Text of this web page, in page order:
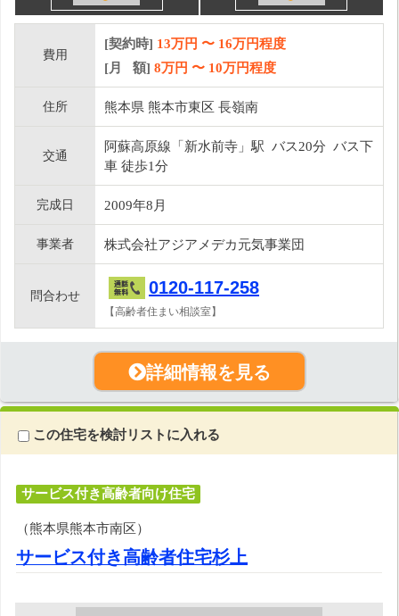
費用
[契約時] 13万円 〜 16万円程度
[月 額] 8万円 〜 10万円程度
住所 熊本県 熊本市東区 長嶺南
交通
阿蘇高原線「新水前寺」駅 バス20分 バス下
車 徒歩1分
完成日 2009年8月
事業者 株式会社アジアメデカ元気事業団
問合わせ 0120-117-258
【高齢者住まい相談室】
詳細情報を見る
この住宅を検討リストに入れる
サービス付き高齢者向け住宅
（熊本県熊本市南区）
サービス付き高齢者住宅杉上